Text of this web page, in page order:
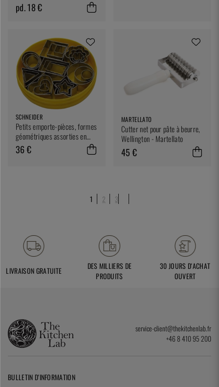
pd. 18 €
SCHNEIDER
Petits emporte-pièces, formes
géométriques assorties en
plusieurs tailles, set de 24
pièces - Schneider
36 €
MARTELLATO
Cutter net pour pâte à beurre,
Wellington - Martellato
45 €
1 2 3
LIVRAISON GRATUITE
DES MILLIERS DE
PRODUITS
30 JOURS D'ACHAT
OUVERT
service-client@thekitchenlab.fr
+46 8 410 95 200
BULLETIN D'INFORMATION